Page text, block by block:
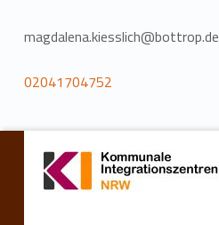
magdalena.kiesslich@bottrop.de
02041704752